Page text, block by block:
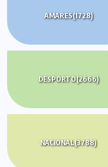
AMARES(1728)
DESPORTO(2666)
NACIONAL(3788)